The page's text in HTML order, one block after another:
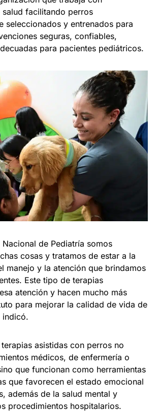
salud facilitando perros
seleccionados y entrenados para
seguras, confiables,
para pacientes pediátricos.
Nacional de Pediatría somos
cosas y tratamos de estar a la
manejo y la atención que brindamos
Este tipo de terapias
atención y hacen mucho más
para mejorar la calidad de vida de
indicó.
asistidas con perros no
médicos, de enfermería o
que funcionan como herramientas
que favorecen el estado emocional
además de la salud mental y
procedimientos hospitalarios.